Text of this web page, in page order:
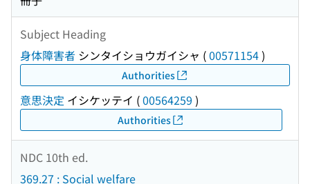
Subject Heading
身体障害者 シンタイショウガイシャ (00571154)
Authorities
意思決定 イシケッテイ (00564259 )
Authorities
NDC 10th ed.
369.27 : Social welfare